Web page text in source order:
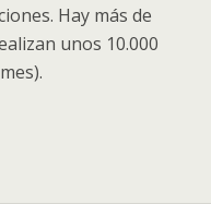
Hay más de
unos 10.000